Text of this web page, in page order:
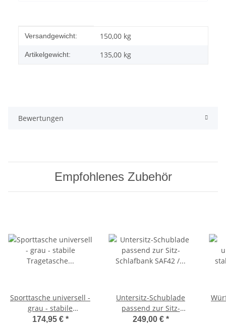
Produkteigenschaft
Wert
Versandgewicht: 150,00 kg
Artikelgewicht: 135,00 kg
Bewertungen
Empfohlenes Zubehör
Sporttasche universell -
grau - stabile
Tragetasche für
174,95 € *
Untersitz-Schublade
passend zur Sitz-
Schlafbank SAF42 /
249,00 € *